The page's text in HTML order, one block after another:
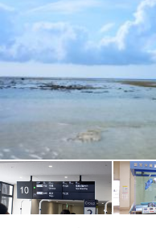
覇
本
名
護
・
美